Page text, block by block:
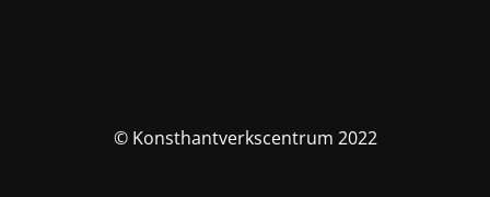
© Konsthantverkscentrum 2022